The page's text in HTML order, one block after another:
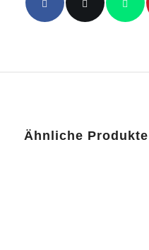
Ähnliche Produkte